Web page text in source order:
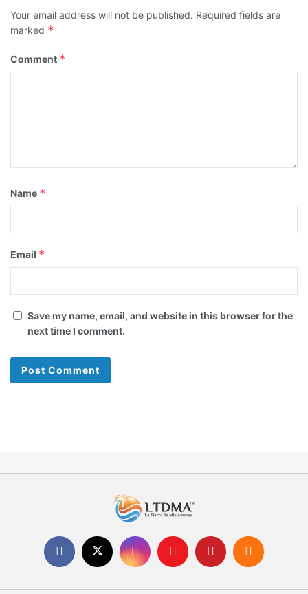
Your email address will not be published. Required fields are
marked *
Comment *
Name *
Email *
Save my name, email, and website in this browser for the
next time I comment.